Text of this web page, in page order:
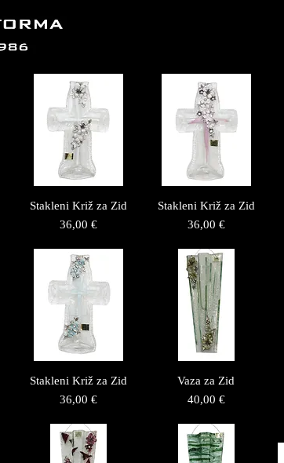
Stakleni Križ za Zid
Price
36,00 €
Stakleni Križ za Zid
Price
36,00 €
Stakleni Križ za Zid
Price
36,00 €
Vaza za Zid
Price
40,00 €